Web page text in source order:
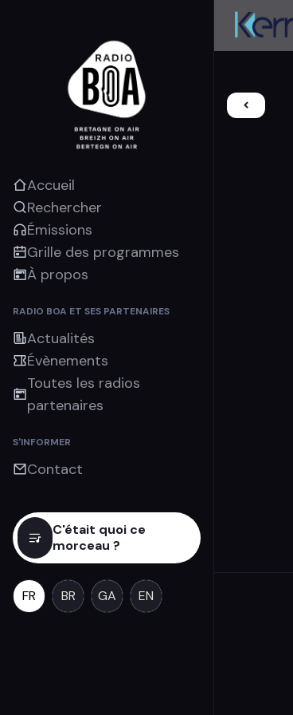
Accueil
Rechercher
Émissions
Grille des programmes
À propos
RADIO BOA ET SES PARTENAIRES
Actualités
Évènements
Toutes les radios
partenaires
S'INFORMER
Contact
C'était quoi ce
morceau ?
FR BR GA EN